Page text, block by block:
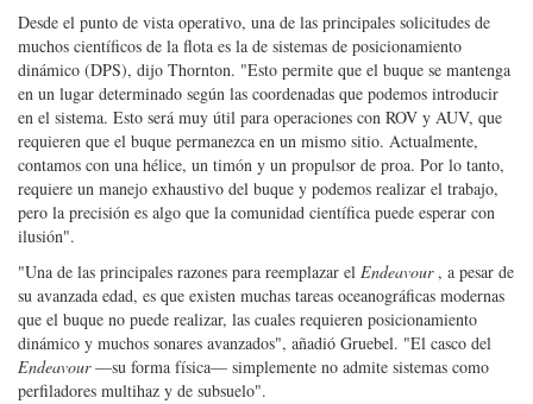
Desde el punto de vista operativo, una de las principales solicitudes de
muchos científicos de la flota es la de sistemas de posicionamiento
dinámico (DPS), dijo Thornton. "Esto permite que el buque se mantenga
en un lugar determinado según las coordenadas que podemos introducir
en el sistema. Esto será muy útil para operaciones con ROV y AUV, que
requieren que el buque permanezca en un mismo sitio. Actualmente,
contamos con una hélice, un timón y un propulsor de proa. Por lo tanto,
requiere un manejo exhaustivo del buque y podemos realizar el trabajo,
pero la precisión es algo que la comunidad científica puede esperar con
ilusión".
"Una de las principales razones para reemplazar el Endeavour, a pesar de
su avanzada edad, es que existen muchas tareas oceanográficas modernas
que el buque no puede realizar, las cuales requieren posicionamiento
dinámico y muchos sonares avanzados", añadió Gruebel. "El casco del
Endeavour—su forma física— simplemente no admite sistemas como
perfiladores multihaz y de subsuelo".